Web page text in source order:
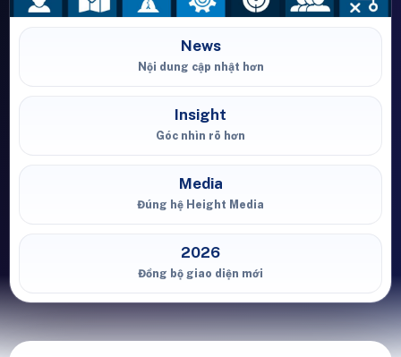
News
Nội dung cập nhật hơn
Insight
Góc nhìn rõ hơn
Media
Đúng hệ Height Media
2026
Đồng bộ giao diện mới